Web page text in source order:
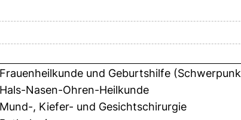
und Geburtshilfe
Nasen-Ohren-Heilkunde
, Kiefer- und Gesichtschirurgie